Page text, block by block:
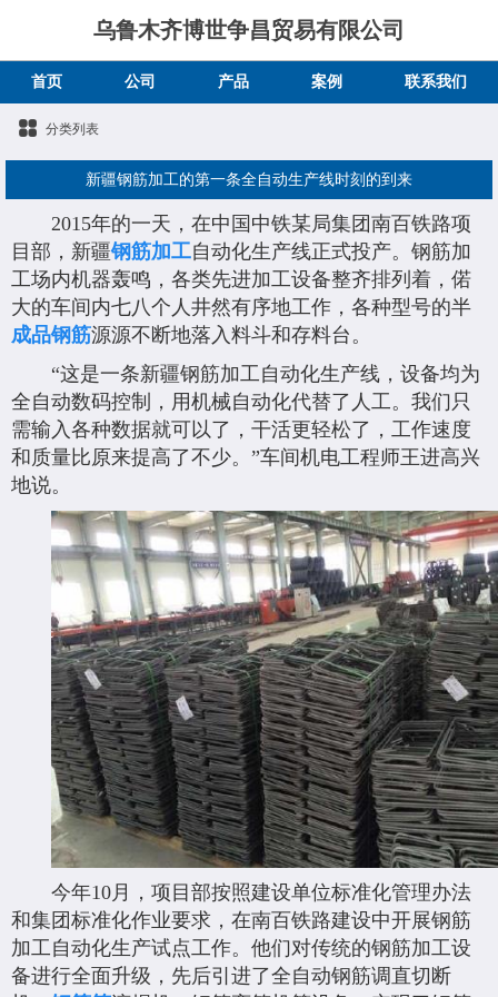
乌鲁木齐博世争昌贸易有限公司
首页 公司 产品 案例 联系我们
分类列表
新疆钢筋加工的第一条全自动生产线时刻的到来
2015年的一天，在中国中铁某局集团南百铁路项
目部， 新疆钢筋加工自动化生产线正式投产。钢筋加
工场内机器轰鸣，各类先进加工设备整齐排列着，偌
大的车间内七八个人井然有序地工作，各种型号的半
成品钢筋源源不断地落入料斗和存料台。
“这是一条新疆钢筋加工自动化生产线，设备均为
全自动数码控制，用机械自动化代替了人工。我们只
需输入各种数据就可以了，干活更轻松了，工作速度
和质量比原来提高了不少。”车间机电工程师王进高兴
地说。
今年10月，项目部按照建设单位标准化管理办法
和集团标准化作业要求，在南百铁路建设中开展钢筋
加工自动化生产试点工作。他们对传统的钢筋加工设
备进行全面升级，先后引进了全自动钢筋调直切断